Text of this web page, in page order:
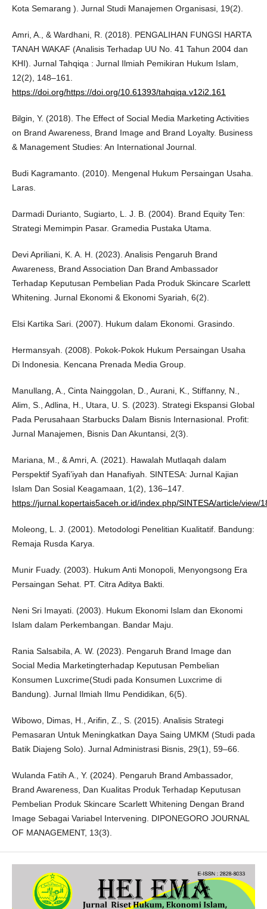
Kota Semarang ). Jurnal Studi Manajemen Organisasi, 19(2).
Amri, A., & Wardhani, R. (2018). PENGALIHAN FUNGSI HARTA
TANAH WAKAF (Analisis Terhadap UU No. 41 Tahun 2004 dan
KHI). Jurnal Tahqiqa : Jurnal Ilmiah Pemikiran Hukum Islam,
12(2), 148–161.
https://doi.org/https://doi.org/10.61393/tahqiqa.v12i2.161
Bilgin, Y. (2018). The Effect of Social Media Marketing Activities
on Brand Awareness, Brand Image and Brand Loyalty. Business
& Management Studies: An International Journal.
Budi Kagramanto. (2010). Mengenal Hukum Persaingan Usaha.
Laras.
Darmadi Durianto, Sugiarto, L. J. B. (2004). Brand Equity Ten:
Strategi Memimpin Pasar. Gramedia Pustaka Utama.
Devi Apriliani, K. A. H. (2023). Analisis Pengaruh Brand
Awareness, Brand Association Dan Brand Ambassador
Terhadap Keputusan Pembelian Pada Produk Skincare Scarlett
Whitening. Jurnal Ekonomi & Ekonomi Syariah, 6(2).
Elsi Kartika Sari. (2007). Hukum dalam Ekonomi. Grasindo.
Hermansyah. (2008). Pokok-Pokok Hukum Persaingan Usaha
Di Indonesia. Kencana Prenada Media Group.
Manullang, A., Cinta Nainggolan, D., Aurani, K., Stiffanny, N.,
Alim, S., Adlina, H., Utara, U. S. (2023). Strategi Ekspansi Global
Pada Perusahaan Starbucks Dalam Bisnis Internasional. Profit:
Jurnal Manajemen, Bisnis Dan Akuntansi, 2(3).
Mariana, M., & Amri, A. (2021). Hawalah Mutlaqah dalam
Perspektif Syafi’iyah dan Hanafiyah. SINTESA: Jurnal Kajian
Islam Dan Sosial Keagamaan, 1(2), 136–147.
https://jurnal.kopertais5aceh.or.id/index.php/SINTESA/article/view/
Moleong, L. J. (2001). Metodologi Penelitian Kualitatif. Bandung:
Remaja Rusda Karya.
Munir Fuady. (2003). Hukum Anti Monopoli, Menyongsong Era
Persaingan Sehat. PT. Citra Aditya Bakti.
Neni Sri Imayati. (2003). Hukum Ekonomi Islam dan Ekonomi
Islam dalam Perkembangan. Bandar Maju.
Rania Salsabila, A. W. (2023). Pengaruh Brand Image dan
Social Media Marketingterhadap Keputusan Pembelian
Konsumen Luxcrime(Studi pada Konsumen Luxcrime di
Bandung). Jurnal Ilmiah Ilmu Pendidikan, 6(5).
Wibowo, Dimas, H., Arifin, Z., S. (2015). Analisis Strategi
Pemasaran Untuk Meningkatkan Daya Saing UMKM (Studi pada
Batik Diajeng Solo). Jurnal Administrasi Bisnis, 29(1), 59–66.
Wulanda Fatih A., Y. (2024). Pengaruh Brand Ambassador,
Brand Awareness, Dan Kualitas Produk Terhadap Keputusan
Pembelian Produk Skincare Scarlett Whitening Dengan Brand
Image Sebagai Variabel Intervening. DIPONEGORO JOURNAL
OF MANAGEMENT, 13(3).